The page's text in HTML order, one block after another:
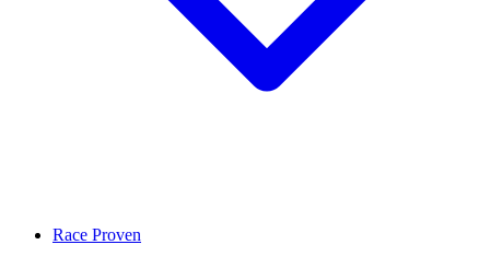
Race Proven